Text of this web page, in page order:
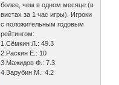
более, чем в одном месяце (в
вистах за 1 час игры). Игроки
с положительным годовым
рейтингом:
1.Сёмкин Л.: 49.3
2.Раскин Е.: 10
3.Мажидов Ф.: 7.3
4.Зарубин М.: 4.2